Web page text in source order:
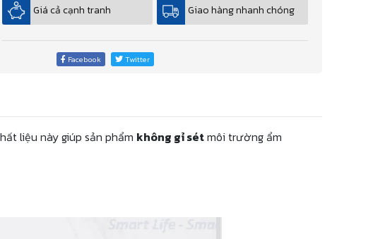
Giá cả cạnh tranh Giao hàng nhanh chóng
Facebook Twitter
liệu này giúp sản phẩm không gỉ sétmôi trường ẩm